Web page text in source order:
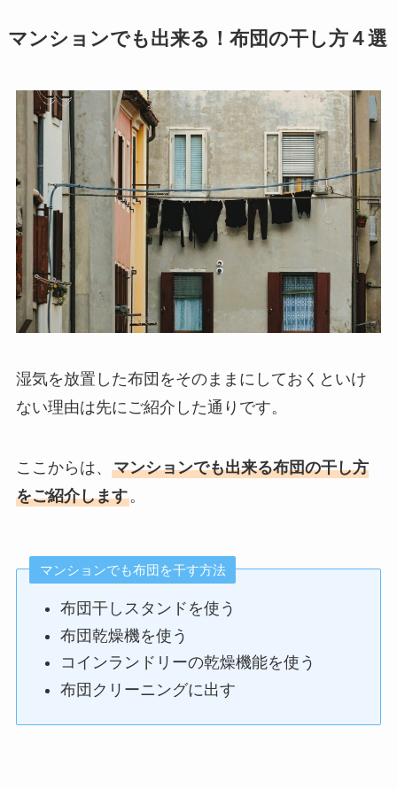
マンションでも出来る！布団の干し方４選
湿気を放置した布団をそのままにしておくといけ
ない理由は先にご紹介した通りです。
ここからは、 マンションでも出来る布団の干し方
をご紹介します。
マンションでも布団を干す方法
布団干しスタンドを使う
布団乾燥機を使う
コインランドリーの乾燥機能を使う
布団クリーニングに出す